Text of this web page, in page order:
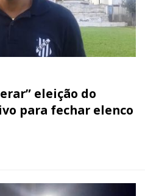
eleição do
para fechar elenco